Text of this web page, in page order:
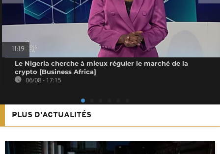
11:19
Le Nigeria cherche à mieux réguler le marché de la
crypto [Business Africa]
06/08 - 17:15
PLUS D'ACTUALITÉS